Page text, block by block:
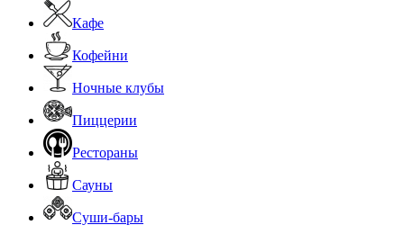
Кафе
Кофейни
Ночные клубы
Пиццерии
Рестораны
Сауны
Суши-бары